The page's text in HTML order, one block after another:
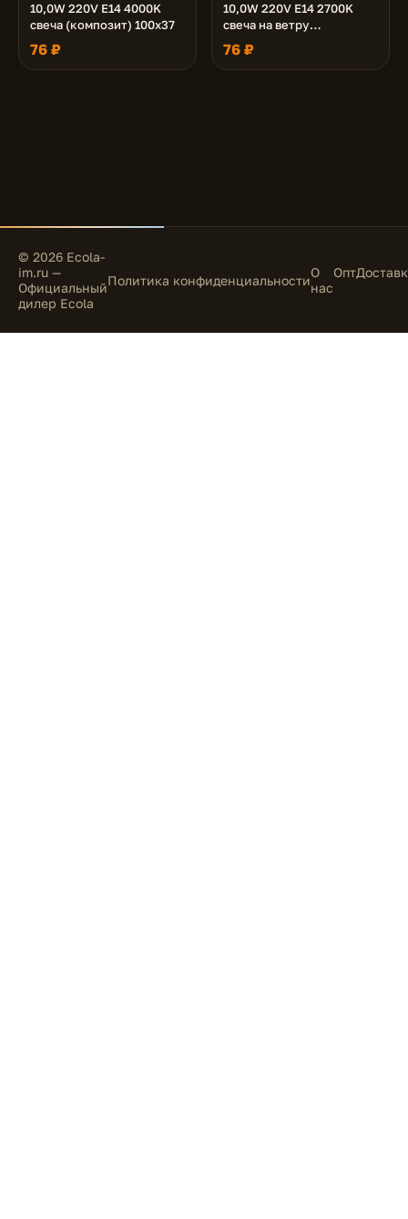
10,0W 220V E14 4000K
свеча (композит) 100x37
76 ₽
10,0W 220V E14 2700K
свеча на ветру
(композит) 129x37
76 ₽
© 2026 Ecola-
im.ru —
Официальный
дилер Ecola
Политика конфиденциальностиО
нас
Опт